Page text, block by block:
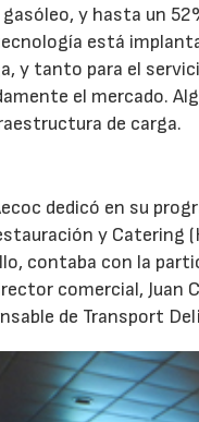
y hasta un
está
y tanto para el
el mercado.
de carga.
dedicó en su
y Catering
contaba con la
comercial, Juan
de Transport